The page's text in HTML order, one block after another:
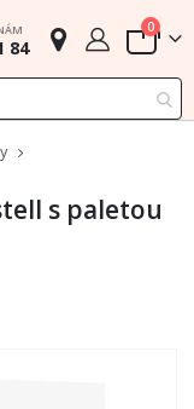
84 Cart
0
s paletou